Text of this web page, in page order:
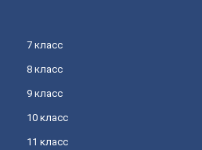
7 класс
8 класс
9 класс
10 класс
11 класс